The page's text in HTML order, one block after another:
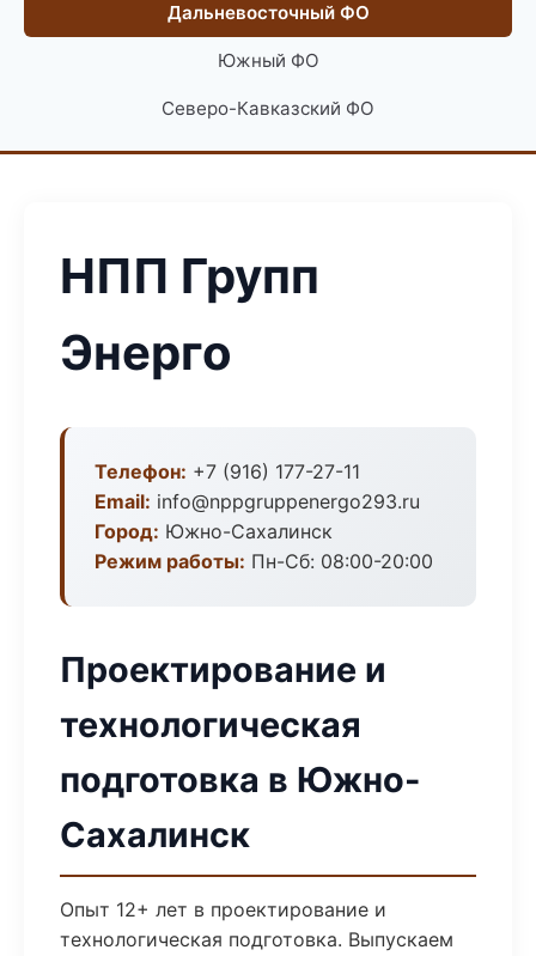
Дальневосточный ФО
Южный ФО
Северо-Кавказский ФО
НПП Групп
Энерго
Телефон: +7 (916) 177-27-11
Email: info@nppgruppenergo293.ru
Город: Южно-Сахалинск
Режим работы: Пн-Сб: 08:00-20:00
Проектирование и
технологическая
подготовка в Южно-
Сахалинск
Опыт 12+ лет в проектирование и
технологическая подготовка. Выпускаем